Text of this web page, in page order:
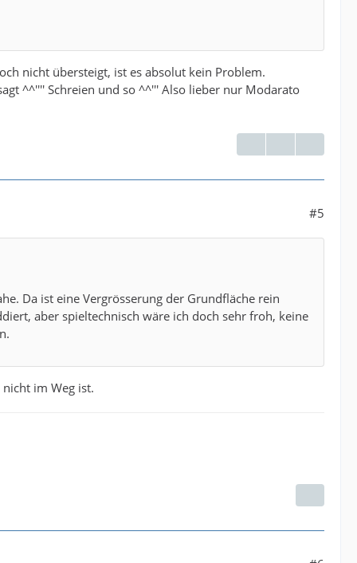
nicht übersteigt, ist es absolut kein Problem.
^^'''' Schreien und so ^^''' Also lieber nur Modarato
#5
Da ist eine Vergrösserung der Grundfläche rein
aber spieltechnisch wäre ich doch sehr froh, keine
im Weg ist.